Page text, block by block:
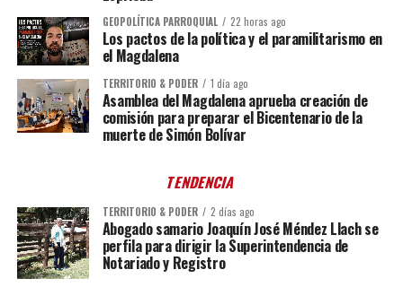
GEOPOLÍTICA PARROQUIAL 22 horas ago
Los pactos de la política y el paramilitarismo en
el Magdalena
TERRITORIO & PODER 1 día ago
Asamblea del Magdalena aprueba creación de
comisión para preparar el Bicentenario de la
muerte de Simón Bolívar
TENDENCIA
TERRITORIO & PODER 2 días ago
Abogado samario Joaquín José Méndez Llach se
perfila para dirigir la Superintendencia de
Notariado y Registro